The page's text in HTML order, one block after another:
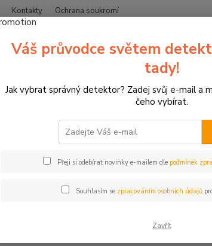
Kontakty Ochrana soukromí
Hledat
Čočkový Dhal
Čočkový Dhal
Váš průvodce světem
tady!
Jak vybrat správný detektor? Zadej svůj e-mail a
čeho vybírat.
Přeji si odebírat novinky e-mailem dle podmínek
Souhlasím se zpracováním osobních údajů
Zavřít